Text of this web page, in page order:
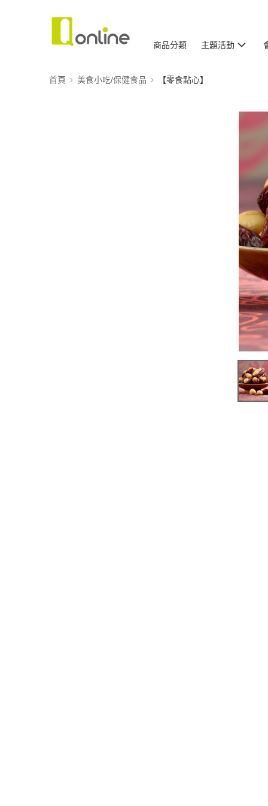
商品分類 主題活動
首頁 美食小吃/保健食品 【零食點心】